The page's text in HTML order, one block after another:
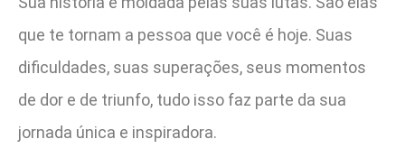
que te tornam a pessoa que você é hoje. Suas
dificuldades, suas superações, seus momentos
de dor e de triunfo, tudo isso faz parte da sua
jornada única e inspiradora.